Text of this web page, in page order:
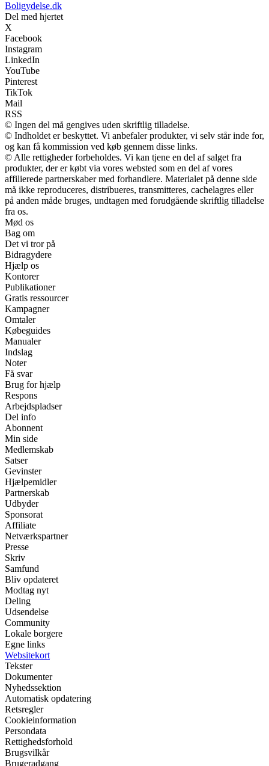
Boligydelse.dk
Del med hjertet
X
Facebook
Instagram
LinkedIn
YouTube
Pinterest
TikTok
Mail
RSS
© Ingen del må gengives uden skriftlig tilladelse.
© Indholdet er beskyttet. Vi anbefaler produkter, vi selv står inde for,
og kan få kommission ved køb gennem disse links.
© Alle rettigheder forbeholdes. Vi kan tjene en del af salget fra
produkter, der er købt via vores websted som en del af vores
affilierede partnerskaber med forhandlere. Materialet på denne side
må ikke reproduceres, distribueres, transmitteres, cachelagres eller
på anden måde bruges, undtagen med forudgående skriftlig tilladelse
fra os.
Mød os
Bag om
Det vi tror på
Bidragydere
Hjælp os
Kontorer
Publikationer
Gratis ressourcer
Kampagner
Omtaler
Købeguides
Manualer
Indslag
Noter
Få svar
Brug for hjælp
Respons
Arbejdspladser
Del info
Abonnent
Min side
Medlemskab
Satser
Gevinster
Hjælpemidler
Partnerskab
Udbyder
Sponsorat
Affiliate
Netværkspartner
Presse
Skriv
Samfund
Bliv opdateret
Modtag nyt
Deling
Udsendelse
Community
Lokale borgere
Egne links
Websitekort
Tekster
Dokumenter
Nyhedssektion
Automatisk opdatering
Retsregler
Cookieinformation
Persondata
Rettighedsforhold
Brugsvilkår
Brugeradgang